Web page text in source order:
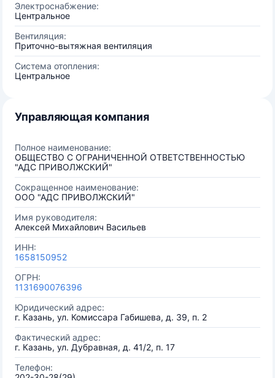
Электроснабжение:
Центральное
Вентиляция:
Приточно-вытяжная вентиляция
Система отопления:
Центральное
Управляющая компания
Полное наименование:
ОБЩЕСТВО С ОГРАНИЧЕННОЙ ОТВЕТСТВЕННОСТЬЮ
"АДС ПРИВОЛЖСКИЙ"
Сокращенное наименование:
ООО "АДС ПРИВОЛЖСКИЙ"
Имя руководителя:
Алексей Михайлович Васильев
ИНН:
1658150952
ОГРН:
1131690076396
Юридический адрес:
г. Казань, ул. Комиссара Габишева, д. 39, п. 2
Фактический адрес:
г. Казань, ул. Дубравная, д. 41/2, п. 17
Телефон: